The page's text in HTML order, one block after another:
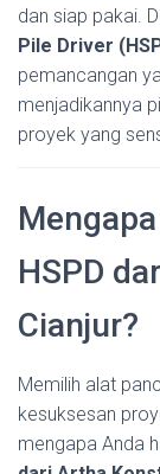
dan siap pakai.
Pile Driver
pemancangan
menjadikannya
proyek yang
HSPD
Cianjur?
Memilih alat
kesuksesan
mengapa Anda